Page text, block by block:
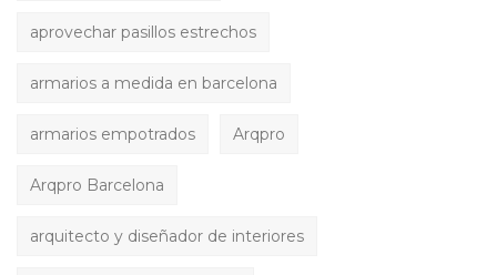
aprovechar pasillos estrechos
armarios a medida en barcelona
armarios empotrados Arqpro
Arqpro Barcelona
arquitecto y diseñador de interiores